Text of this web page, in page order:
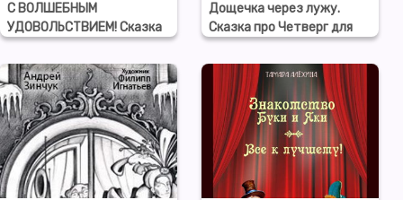
С ВОЛШЕБНЫМ
УДОВОЛЬСТВИЕМ! Сказка
про первый день Весны
Дощечка через лужу.
Сказка про Четверг для
детей и взрослых